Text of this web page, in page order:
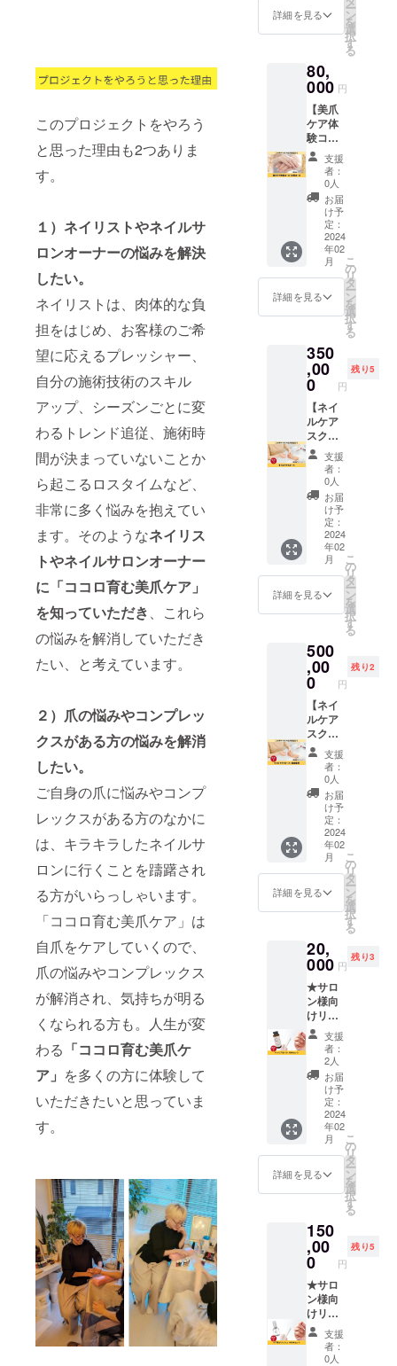
このプロジェクトをやろう
と思った理由も2つありま
す。
１）ネイリストやネイルサ
ロンオーナーの悩みを解決
したい。
ネイリストは、肉体的な負
担をはじめ、お客様のご希
望に応えるプレッシャー、
自分の施術技術のスキル
アップ、シーズンごとに変
わるトレンド追従、施術時
間が決まっていないことか
ら起こるロスタイムなど、
非常に多く悩みを抱えてい
ます。そのようなネイリス
トやネイルサロンオーナー
に「ココロ育む美爪ケア」
を知っていただき、これら
の悩みを解消していただき
たい、と考えています。
２）爪の悩みやコンプレッ
クスがある方の悩みを解消
したい。
ご自身の爪に悩みやコンプ
レックスがある方のなかに
は、キラキラしたネイルサ
ロンに行くことを躊躇され
る方がいらっしゃいます。
「ココロ育む美爪ケア」は
自爪をケアしていくので、
爪の悩みやコンプレックス
が解消され、気持ちが明る
くなられる方も。人生が変
わる 「ココロ育む美爪ケ
ア」 を多くの方に体験して
いただきたいと思っていま
す。
い。化
粧品が
とき
は、す
ぐに使
用を中
止して
くださ
い。 ※
成分表
示は、
届け商
品のラ
ベルに
表記さ
れま
前には
必ずお
リター
ンに貼
付され
たラベ
ルや注
意書き
をご確
認くだ
さい。
※郵送に
て支援
者様に
お送り
しま
す。
のリ
ターン
ラベル
や注意
書きを
ご確認
くださ
い。 ＜
キャリ
アオイ
ル成分
表示＞
商品
名：C
original
oil 成
分：
ンド油
容量：
限：開
封後1年
使用方
法：爪
または
カサつ
く部分
に適量
をお使
いくだ
さい 保
管方
法：直
射日光
を避
け、冷
保管く
ださい
項：お
肌には
れも
の、
傷、
しっし
んなど
の異常
がある
時は使
わない
でくだ
さい。
使用中
や使用
後に刺
異常が
現れた
用を中
止し皮
膚科専
門医等
へのご
相談を
おすす
めしま
す。 ＜
アロマ
オイル
成分表
示＞ 商
品名：
分：オ
レンジ
容量：
15ml 使
用期
限：開
封後半
年 使用
方法：C
original
oilにブ
レンド
〜care
全体に
適量塗
くださ
い ※成
分表示
は、届
け商品
のラベ
ルに表
記され
ます。
商品開
封前に
は必ず
のリ
ターン
ラベル
や注意
書きを
くださ
い。 ＜
キャリ
アオイ
ル成分
表示＞
商品
名：C
original
oil 成
分：
アーモ
容量：
100ml
封後1年
使用方
法：爪
カサつ
く部分
に適量
をお使
いくだ
さい 保
管方
法：直
射日光
を避
け、冷
暗所で
ださい
その他
肌には
れも
の、
傷、
しっし
んなど
の異常
がある
時は使
わない
でくだ
さい。
使用中
や使用
後に刺
異常が
現れた
用を中
止し皮
膚科専
門医等
へのご
相談を
おすす
めしま
す。 ＜
アロマ
本から
なセッ
トとな
りま
す。 小
分け用
の遮光
瓶×1個
付き ＜
ケア用
ポリッ
シュ成
分表示
＞ 商品
名：C
original
Aqua
polish
法：爪
全体に
適量塗
布して
くださ
い ※成
分表示
は、届
け商品
のラベ
ルに表
記され
ます。
商品開
封前に
は必ず
お届け
のリ
ラベル
や注意
書きを
ご確認
くださ
い。 ＜
キャリ
アオイ
ル成分
表示＞
商品
名：C
original
oil 成
分：
アーモ
ンド油
容量：
封後1年
使用方
または
カサつ
く部分
に適量
をお使
いくだ
さい 保
管方
法：直
射日光
を避
け、冷
保管く
ださい
項：お
肌には
れも
傷、
しっし
んなど
の異常
がある
時は使
す！ こ
んな方
におす
・爪に
コンプ
レック
ス、悩
みがあ
る方 ・
美爪ケ
ア専門
店でケ
アを体
験して
みたい
時間：1
時間半
程度 ＜
CAMPF
IRE特別
回コー
スは
作って
ません
キャリ
アオイ
ル1本と
ポリッ
シュ付
場所：
NAIL
SALON
CHUCK
LE（東
京都世
田谷区
奥沢5-
丘
501）
https://
beauty.
hotpep
per.jp/k
r/slnH0
005518
78/ ※有
効期
限：1度
目の来
店から
2ヶ月間
（初回
来店有
効期
限：
8月末ま
施術日
程はプ
ロジェ
クト終
了後
メール
にて調
整させ
ていた
だきま
す。 ※
実施場
所まで
の交通
費は支
援者さ
まにて
過去に
NAIL
SALON
CHUCK
LEで、
施術を
受けた
ことが
ある方
も支援
詳細を見る ー
ン
を
選
択
す
る
80,
000 円
【美爪
ケア体
験コー
ス 10
回コー
ス】 理
想の美
爪づく
りをす
ること
ができ
るコー
スで
す！ こ
んな方
におす
・爪に
コンプ
レック
ス、悩
みがあ
る方 ・
美爪ケ
ア専門
店でケ
アを体
験して
みたい
時間：1
時間半
程度 ＜
CAMPF
IRE特別
特典＞
●1万円
キャリ
アオイ
ル1本と
ポリッ
シュ付
き 実施
場所：
NAIL
SALON
CHUCK
LE（東
京都世
田谷区
奥沢5-
40-6
ZOOM
自由が
丘
501）
https://
hotpep
per.jp/k
r/slnH0
005518
78/ ※有
効期
限：1度
目の来
店から
5ヶ月間
（初回
来店有
効期
限：
2024年
8月末ま
で） ※
クト終
了後
メール
にて調
整させ
ていた
だきま
す。 ※
実施場
所まで
支援
者：
0人
お届
け予
定：
2024
年02
月
詳細を見る
こ
の
リ
タ
ー
ン
を
選
択
す
る
350
,00
0 円
残り5
【ネイ
ルケア
スクー
ル】 プ
ロジェ
クト
オー
ナーの
濵田
が、マ
ンツー
マンで
美爪ケ
アの講
座を実
施いた
す！ 卒
業した
ら、お
客様に
美爪ケ
アが施
術でき
るよう
になり
ます！
＜こん
な方に
おすす
め＞ ・
ジェル
ネイル
サロン
オー
ナー ・
手に職
たい方
・サロ
ン売上
を上げ
たい美
容サロ
ンの方
＜内容
＞ ●ネ
イルケ
アス
クー
ル：1日
5時間程
度×2回
（2週間
に1回、
座学と
実技
2日目｜
実技と
コンサ
ル ※
ケア用
マニ
キュア2
本/キャ
支援
者：
0人
お届
け予
定：
2024
年02
月
詳細を見る
こ
の
リ
タ
ー
ン
を
選
択
す
る
500
,00
0 円
残り2
【ネイ
ルケア
スクー
ル+認定
講師】
プロ
ジェク
トオー
ナーの
濵田
が、マ
ンツー
マンで
美爪ケ
アの講
座と認
講座を
実施い
たしま
す！ 卒
業した
ら、お
客様に
美爪ケ
アが施
術でき
るよう
になり
ます。
＜こん
な方に
おすす
め＞ ・
計を立
てたい
方 ・
ジェル
ネイル
サロン
オー
ナー ・
手に職
をつけ
支援
者：
0人
お届
け予
定：
2024
年02
月
詳細を見る
こ
の
リ
タ
ー
ン
を
選
択
す
る
20,
000 円
残り3
★サロ
ン様向
けリ
ターン
【キャ
リアオ
イル 10
本セッ
ト】 当
店で使
用して
いるオ
リジナ
ルの
キャリ
アオイ
original
oil」を
10本
セット
でお送
りしま
す。 ＜
キャリ
アオイ
ル成分
支援
者：
2人
お届
け予
定：
2024
年02
月
詳細を見る
こ
の
リ
タ
ー
ン
を
選
択
す
る
150
,00
0 円
残り5
★サロ
ン様向
けリ
ターン
【ケア
用ポ
支援
者：
0人